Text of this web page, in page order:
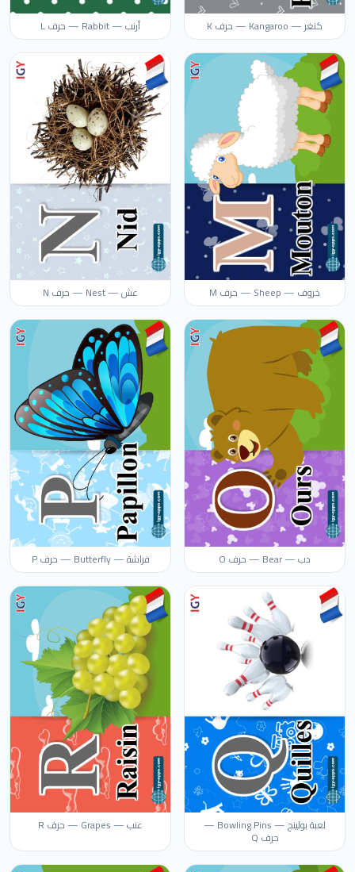
كنغر — Kangaroo — حرف K أرنب — Rabbit — حرف L
خروف — Sheep — حرف M عش — Nest — حرف N
دب — Bear — حرف O فراشة — Butterfly — حرف P
لعبة بولينج — Bowling Pins —
حرف Q
عنب — Grapes — حرف R